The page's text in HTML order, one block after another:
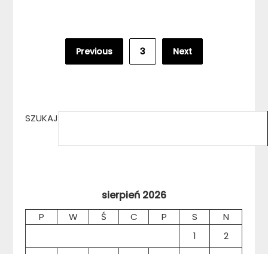
Stronicowanie
wpisów
Previous 3 Next
SZUKAJ
sierpień 2026
P W Ś C P S
N
1
2